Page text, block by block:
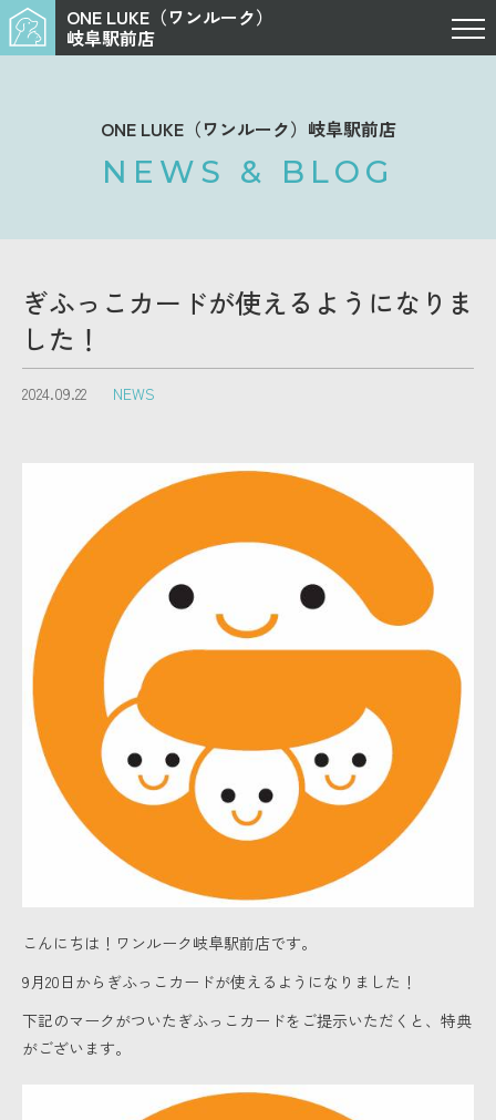
ONE LUKE（ワンルーク）
岐阜駅前店
ONE LUKE（ワンルーク）岐阜駅前店
NEWS & BLOG
ぎふっこカードが使えるようになりま
した！
2024.09.22 NEWS
こんにちは！ワンルーク岐阜駅前店です。
9月20日からぎふっこカードが使えるようになりました！
下記のマークがついたぎふっこカードをご提示いただくと、特典
がございます。